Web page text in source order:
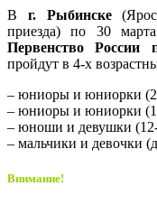
В г. Рыбинске
приезда) по 30
Первенство
пройдут в 4-х
– юниоры и юниорки
– юниоры и юниорки
– юноши и девушки (12-
– мальчики и девочки
Внимание!